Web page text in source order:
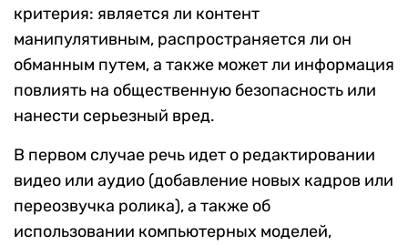
критерия: является ли контент
манипулятивным, распространяется ли он
обманным путем, а также может ли информация
повлиять на общественную безопасность или
нанести серьезный вред.
В первом случае речь идет о редактировании
видео или аудио (добавление новых кадров или
переозвучка ролика), а также об
использовании компьютерных моделей,